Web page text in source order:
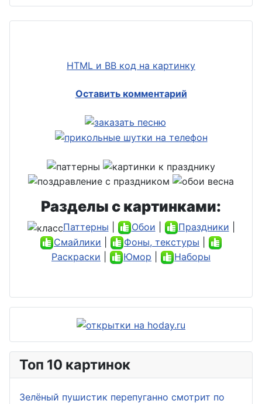
HTML и BB код на картинку
Оставить комментарий
Разделы с картинками:
Паттерны Обои Праздники
Смайлики
Фоны, текстуры
Раскраски
Юмор Наборы
Топ 10 картинок
Зелёный пушистик перепуганно смотрит по